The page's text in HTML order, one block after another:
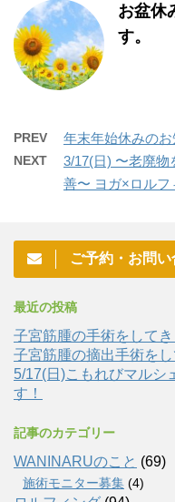
お盆休
す。
PREV 年末年始休みの
NEXT
3/17(日) 〜老廃物
善〜 ヨガ×ロルフ
ご予約・お問い
最近の投稿
子宮筋腫の手術をしてき
子宮筋腫の摘出手術をし
5/17(日)こもれびマル
す！
記事のカテゴリー
WANINARUのこと (69)
施術モニター募集 (4)